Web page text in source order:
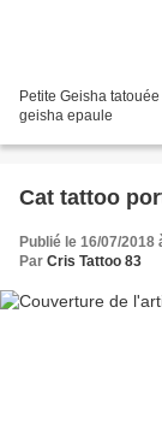
Petite Geisha
geisha epaule
Cat tattoo
Publié le 16/07/2018
Par Cris Tattoo 83